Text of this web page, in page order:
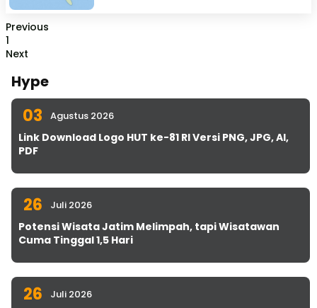
Previous
1
Next
Hype
03 Agustus 2026
Link Download Logo HUT ke-81 RI Versi PNG, JPG, AI,
PDF
26 Juli 2026
Potensi Wisata Jatim Melimpah, tapi Wisatawan
Cuma Tinggal 1,5 Hari
26 Juli 2026